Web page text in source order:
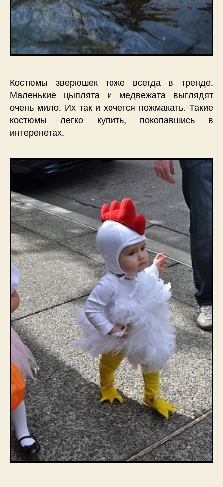
Костюмы зверюшек тоже всегда в тренде.
Маленькие цыплята и медвежата выглядят
очень мило. Их так и хочется пожмакать. Такие
костюмы легко купить, покопавшись в
интеренетах.